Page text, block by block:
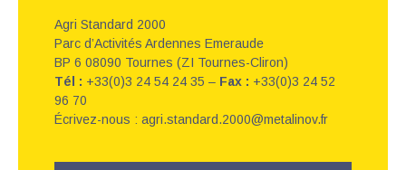
Agri Standard 2000
Parc d’Activités Ardennes Emeraude
BP 6 08090 Tournes (ZI Tournes-Cliron)
Tél : +33(0)3 24 54 24 35 – Fax : +33(0)3 24 52
96 70
Écrivez-nous : agri.standard.2000@metalinov.fr